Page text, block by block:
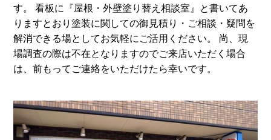
す。 看板に『屋根・外壁塗り替え相談室』と書いてあ
りますとおり塗装に関しての御見積り・ご相談・疑問を
解消できる場としてお気軽にご活用ください。 尚、現
場調査の際は不在となりますのでご来店いただく場合
は、前もってご連絡をいただけたら幸いです。